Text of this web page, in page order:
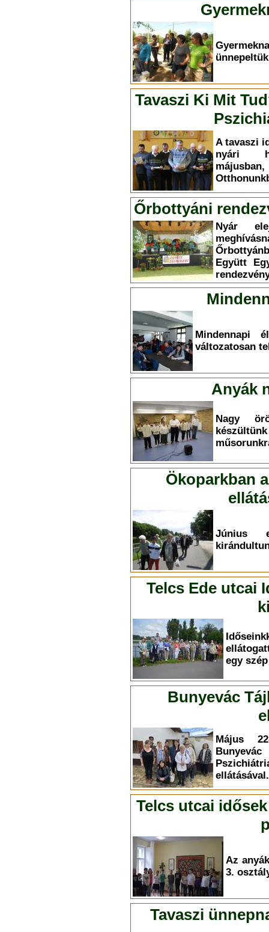
Tavaszi Ki Mit
A tavaszi
nyári
Őrbottyáni
Nyár
Együtt
Mindennapi
változatosan
Anyák
Nagy
Ökoparkban
Június
Telcs Ede utcai
egy
Bunyevác
Május
ellátásával.
Telcs utcai
Az
3.
Tavaszi